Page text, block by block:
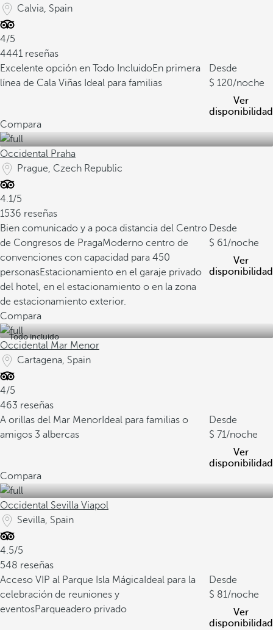
Calvia, Spain
4/5
4441 reseñas
Excelente opción en Todo IncluidoEn primera
línea de Cala Viñas Ideal para familias
Desde
120/noche
Ver
disponibilidad
Compara
Occidental Praha
Prague, Czech Republic
4.1/5
1536 reseñas
Bien comunicado y a poca distancia del Centro
de Congresos de PragaModerno centro de
convenciones con capacidad para 450
personasEstacionamiento en el garaje privado
del hotel, en el estacionamiento o en la zona
de estacionamiento exterior.
Desde
61/noche
Ver
disponibilidad
Compara
Todo incluido
Occidental Mar Menor
Cartagena, Spain
4/5
463 reseñas
A orillas del Mar Menor Ideal para familias o
amigos 3 albercas
Desde
71/noche
Ver
disponibilidad
Compara
Occidental Sevilla Viapol
Sevilla, Spain
4.5/5
548 reseñas
Acceso VIP al Parque Isla Mágica Ideal para la
celebración de reuniones y
eventosParqueadero privado
Desde
81/noche
Ver
disponibilidad